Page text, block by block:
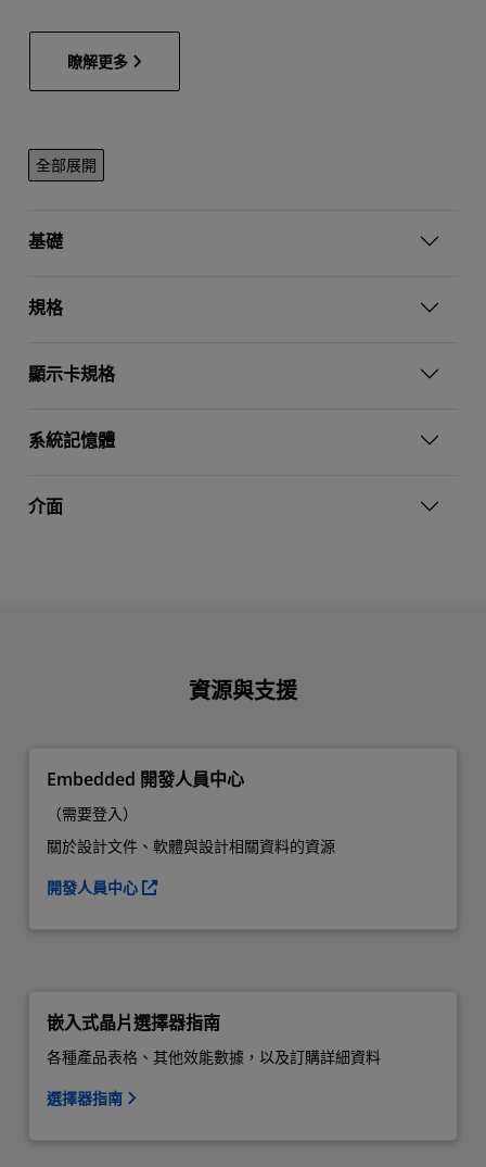
瞭解更多
全部展開
基礎
規格
顯示卡規格
系統記憶體
介面
資源與支援
Embedded 開發人員中心
（需要登入）
關於設計文件、軟體與設計相關資料的資源
開發人員中心
嵌入式晶片選擇器指南
各種產品表格、其他效能數據，以及訂購詳細資料
選擇器指南